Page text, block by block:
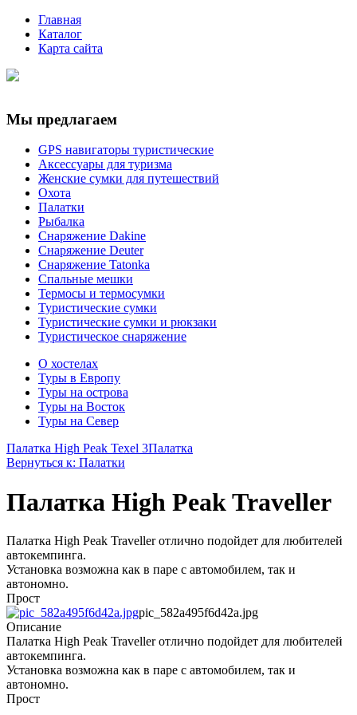
Главная
Каталог
Карта сайта
Мы предлагаем
GPS навигаторы туристические
Аксессуары для туризма
Женские сумки для путешествий
Охота
Палатки
Рыбалка
Снаряжение Dakine
Снаряжение Deuter
Снаряжение Tatonka
Спальные мешки
Термосы и термосумки
Туристические сумки
Туристические сумки и рюкзаки
Туристическое снаряжение
О хостелах
Туры в Европу
Туры на острова
Туры на Восток
Туры на Север
Палатка High Peak Texel 3Палатка
Вернуться к: Палатки
Палатка High Peak Traveller
Палатка High Peak Traveller отлично подойдет для любителей
автокемпинга.
Установка возможна как в паре с автомобилем, так и
автономно.
Прост
pic_582a495f6d42a.jpg
Описание
Палатка High Peak Traveller отлично подойдет для любителей
автокемпинга.
Установка возможна как в паре с автомобилем, так и
автономно.
Прост